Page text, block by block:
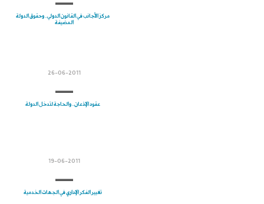
مركز الأجانب في القانون الدولي.. وحقوق الدولة
المضيفة
26-06-2011
عقود الإذعان.. والحاجة لتدخل الدولة
19-06-2011
تغيير الفكر الإداري في الجهات الخدمية